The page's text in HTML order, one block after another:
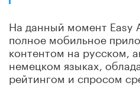
На данный момент Easy
полное мобильное
контентом на русском,
немецком языках,
рейтингом и спросом